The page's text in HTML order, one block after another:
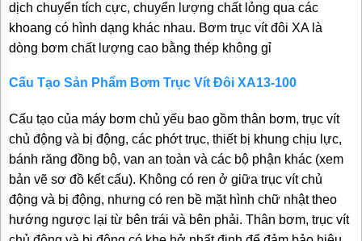
BÁN
ĐỘNG
CƠ
ĐIỆN
CHẤT
CAO
LIÊN
HỆ
dịch chuyển tích cực, chuyển lượng chất lỏng qua các
khoang có hình dạng khác nhau. Bơm trục vít đôi XA là
dòng bơm chất lượng cao bằng thép không gỉ
Cấu Tạo Sản Phẩm Bơm Trục Vít Đôi XA13-100
Cấu tạo của máy bơm chủ yếu bao gồm thân bơm, trục vít
chủ động và bị động, các phớt trục, thiết bị khung chịu lực,
bánh răng đồng bộ, van an toàn và các bộ phận khác (xem
bản vẽ sơ đồ kết cấu). Không có ren ở giữa trục vít chủ
động và bị động, nhưng có ren bề mặt hình chữ nhật theo
hướng ngược lại từ bên trái và bên phải. Thân bơm, trục vít